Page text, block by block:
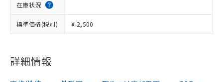
在庫状況
標準価格(税別) ¥ 2,500
詳細情報